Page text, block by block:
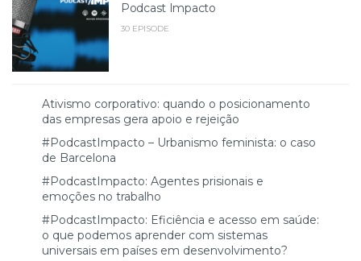
Podcast Impacto
30 EPISODE
Ativismo corporativo: quando o posicionamento
das empresas gera apoio e rejeição
#PodcastImpacto – Urbanismo feminista: o caso
de Barcelona
#PodcastImpacto: Agentes prisionais e
emoções no trabalho
#PodcastImpacto: Eficiência e acesso em saúde:
o que podemos aprender com sistemas
universais em países em desenvolvimento?